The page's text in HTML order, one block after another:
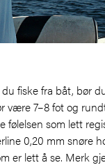
fiske fra båt, bør
være 7–8 fot og
følelsen som lett
0,20 mm snøre
er lett å se. Merk